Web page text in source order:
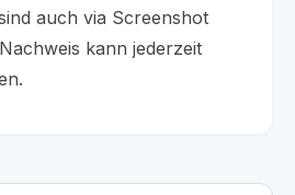
auch via Screenshot
kann jederzeit